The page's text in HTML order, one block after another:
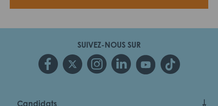
SUIVEZ-NOUS SUR
Candidats